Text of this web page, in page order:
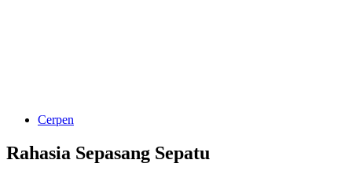
Cerpen
Rahasia Sepasang Sepatu